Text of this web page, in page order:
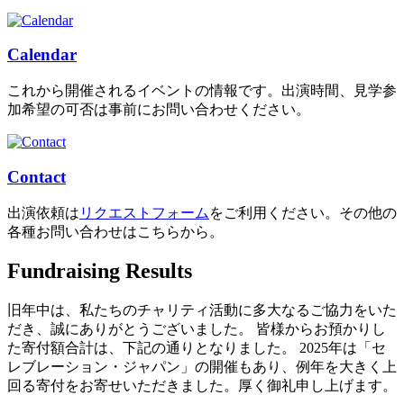
Calendar
これから開催されるイベントの情報です。出演時間、見学参
加希望の可否は事前にお問い合わせください。
Contact
出演依頼は リクエストフォーム をご利用ください。その他の
各種お問い合わせはこちらから。
Fundraising Results
旧年中は、私たちのチャリティ活動に多大なるご協力をいた
だき、誠にありがとうございました。 皆様からお預かりし
た寄付額合計は、下記の通りとなりました。 2025年は「セ
レブレーション・ジャパン」の開催もあり、例年を大きく上
回る寄付をお寄せいただきました。厚く御礼申し上げます。